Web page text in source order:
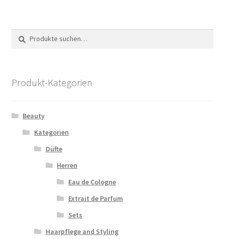
Suche
nach:
Suche
Produkt-Kategorien
Beauty
Kategorien
Düfte
Herren
Eau de Cologne
Extrait de Parfum
Sets
Haarpflege and Styling